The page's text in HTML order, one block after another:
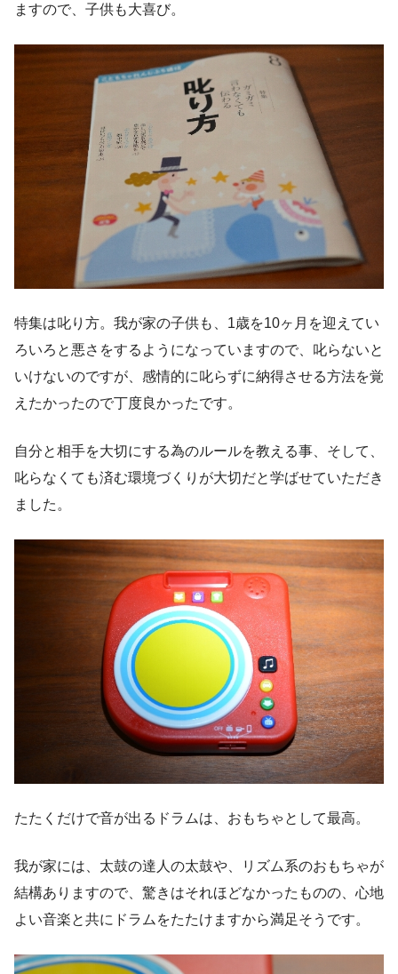
ますので、子供も大喜び。
特集は叱り方。我が家の子供も、1歳を10ヶ月を迎えてい
ろいろと悪さをするようになっていますので、叱らないと
いけないのですが、感情的に叱らずに納得させる方法を覚
えたかったので丁度良かったです。
自分と相手を大切にする為のルールを教える事、そして、
叱らなくても済む環境づくりが大切だと学ばせていただき
ました。
たたくだけで音が出るドラムは、おもちゃとして最高。
我が家には、太鼓の達人の太鼓や、リズム系のおもちゃが
結構ありますので、驚きはそれほどなかったものの、心地
よい音楽と共にドラムをたたけますから満足そうです。